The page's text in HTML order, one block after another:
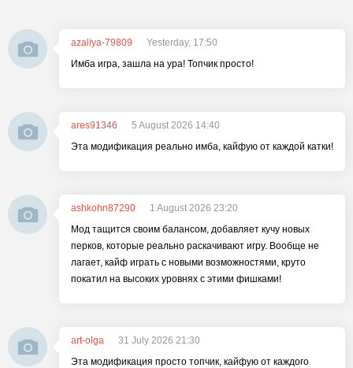
azaliya-79809
Yesterday, 17:50
Имба игра, зашла на ура! Топчик просто!
ares91346
5 August 2026 14:40
Эта модификация реально имба, кайфую от каждой катки!
ashkohn87290
1 August 2026 23:20
Мод тащится своим балансом, добавляет кучу новых
перков, которые реально раскачивают игру. Вообще не
лагает, кайф играть с новыми возможностями, круто
покатил на высоких уровнях с этими фишками!
art-olga
31 July 2026 21:30
Эта модификация просто топчик, кайфую от каждого